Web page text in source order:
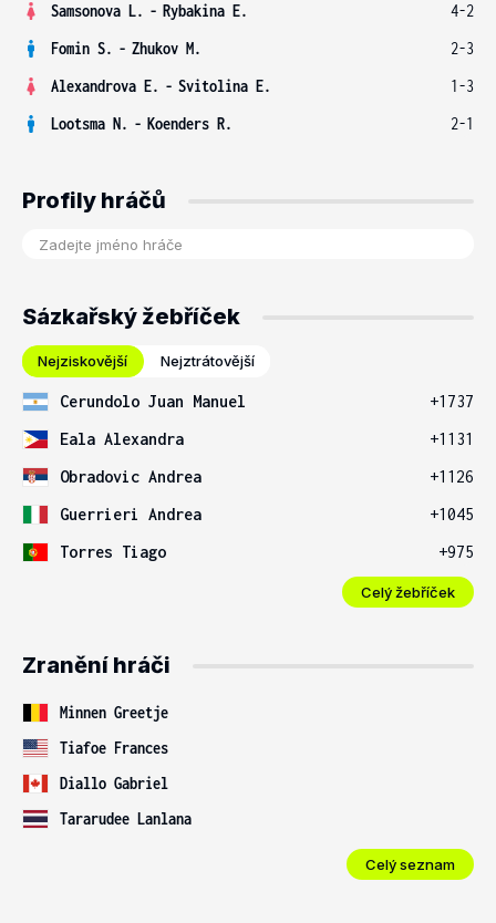
Samsonova L. - Rybakina E.
4-2
Fomin S. - Zhukov M.
2-3
Alexandrova E. - Svitolina E.
1-3
Lootsma N. - Koenders R. 2-1
Profily hráčů
Sázkařský žebříček
Nejziskovější Nejztrátovější
Cerundolo Juan Manuel
+1737
Eala Alexandra
+1131
Obradovic Andrea
+1126
Guerrieri Andrea
+1045
Torres Tiago
+975
Celý žebříček
Zranění hráči
Minnen Greetje
Tiafoe Frances
Diallo Gabriel
Tararudee Lanlana
Celý seznam